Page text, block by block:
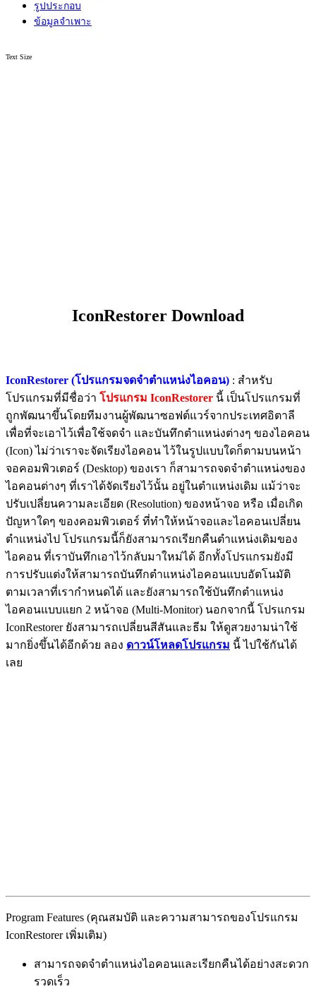
รูปประกอบ
ข้อมูลจำเพาะ
Text Size
IconRestorer Download
IconRestorer (โปรแกรมจดจำตำแหน่งไอคอน) : สำหรับ
โปรแกรมที่มีชื่อว่า โปรแกรม IconRestorer นี้ เป็นโปรแกรมที่
ถูกพัฒนาขึ้นโดยทีมงานผู้พัฒนาซอฟต์แวร์จากประเทศอิตาลี
เพื่อที่จะเอาไว้เพื่อใช้จดจำ และบันทึกตำแหน่งต่างๆ ของไอคอน
(Icon) ไม่ว่าเราจะจัดเรียงไอคอน ไว้ในรูปแบบใดก็ตามบนหน้า
จอคอมพิวเตอร์ (Desktop) ของเรา ก็สามารถจดจำตำแหน่งของ
ไอคอนต่างๆ ที่เราได้จัดเรียงไว้นั้น อยู่ในตำแหน่งเดิม แม้ว่าจะ
ปรับเปลี่ยนความละเอียด (Resolution) ของหน้าจอ หรือ เมื่อเกิด
ปัญหาใดๆ ของคอมพิวเตอร์ ที่ทำให้หน้าจอและไอคอนเปลี่ยน
ตำแหน่งไป โปรแกรมนี้ก็ยังสามารถเรียกคืนตำแหน่งเดิมของ
ไอคอน ที่เราบันทึกเอาไว้กลับมาใหม่ได้ อีกทั้งโปรแกรมยังมี
การปรับแต่งให้สามารถบันทึกตำแหน่งไอคอนแบบอัตโนมัติ
ตามเวลาที่เรากำหนดได้ และยังสามารถใช้บันทึกตำแหน่ง
ไอคอนแบบแยก 2 หน้าจอ (Multi-Monitor) นอกจากนี้ โปรแกรม
IconRestorer ยังสามารถเปลี่ยนสีสันและธีม ให้ดูสวยงามน่าใช้
มากยิ่งขึ้นได้อีกด้วย ลอง ดาวน์โหลดโปรแกรม นี้ ไปใช้กันได้
เลย
Program Features (คุณสมบัติ และความสามารถของโปรแกรม
IconRestorer เพิ่มเติม)
สามารถจดจำตำแหน่งไอคอนและเรียกคืนได้อย่างสะดวก
รวดเร็ว